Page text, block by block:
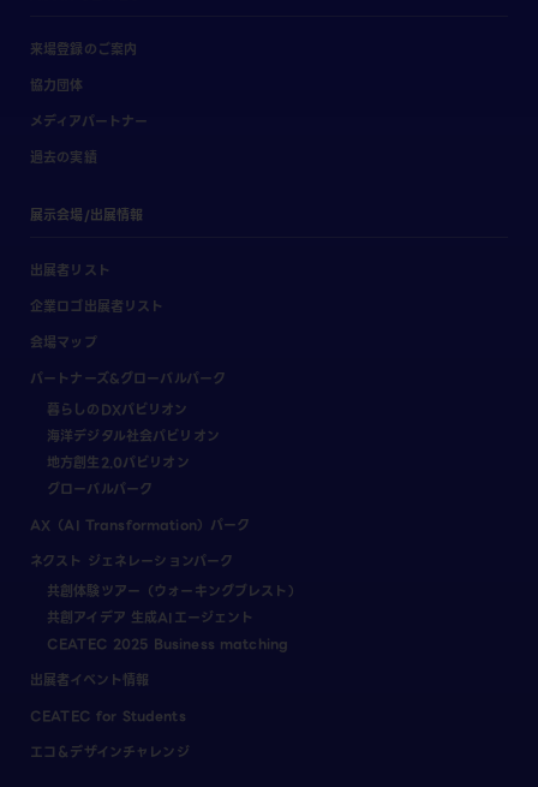
来場登録のご案内
協力団体
メディアパートナー
過去の実績
展示会場/出展情報
出展者リスト
企業ロゴ出展者リスト
会場マップ
パートナーズ&グローバルパーク
暮らしのDXパビリオン
海洋デジタル社会パビリオン
地方創生2.0パビリオン
グローバルパーク
AX（AI Transformation）パーク
ネクスト ジェネレーションパーク
共創体験ツアー（ウォーキングブレスト）
共創アイデア 生成AIエージェント
CEATEC 2025 Business matching
出展者イベント情報
CEATEC for Students
エコ＆デザインチャレンジ